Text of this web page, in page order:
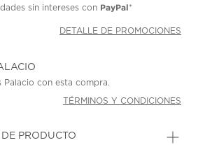
sin intereses con PayPal*
DETALLE DE PROMOCIONES
Palacio con esta compra.
TÉRMINOS Y CONDICIONES
PRODUCTO